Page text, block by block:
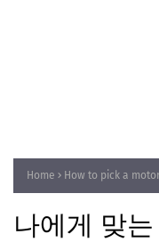
Home How to pick a
나에게 맞